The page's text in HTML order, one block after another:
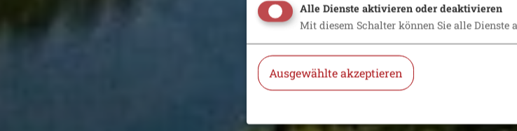
Alle Dienste aktivieren oder deaktivieren
Mit diesem Schalter können Sie alle Dienste
Ausgewählte akzeptieren